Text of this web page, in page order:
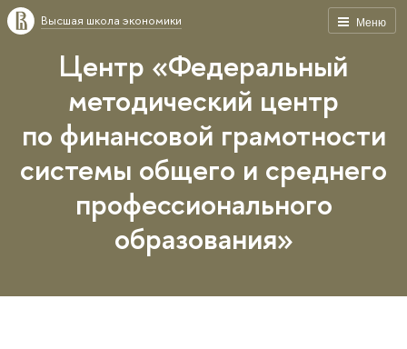
Меню
Высшая школа экономики
Центр «Федеральный
методический центр
по финансовой грамотности
системы общего и среднего
профессионального
образования»